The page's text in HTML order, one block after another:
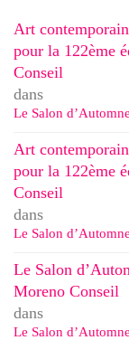
Art
pour la 122ème
Conseil
dans
Le Salon
Art
pour la 122ème
Conseil
dans
Le Salon
Le Salon
Moreno Conseil
dans
Le Salon